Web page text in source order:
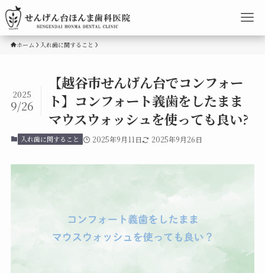
ホーム 入れ歯に関すること
【越谷市せんげん台でコンフォー
ト】コンフォート義歯をしたまま
マウスウォッシュを使っても良い?
2025
9/26
入れ歯に関すること 2025年9月11日 2025年9月26日